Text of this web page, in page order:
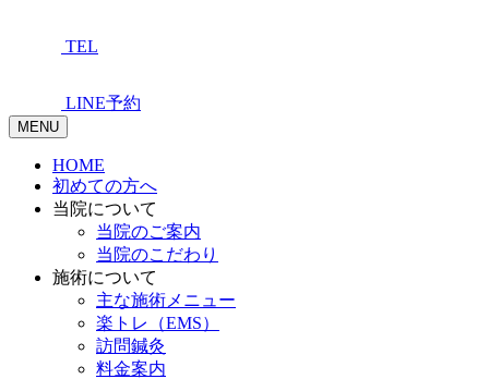
TEL
LINE予約
MENU
HOME
初めての方へ
当院について
当院のご案内
当院のこだわり
施術について
主な施術メニュー
楽トレ（EMS）
訪問鍼灸
料金案内